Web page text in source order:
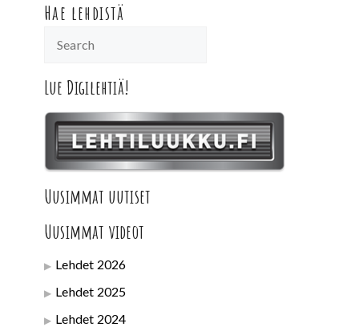
Hae lehdistä
Lue Digilehtiä!
Uusimmat uutiset
Uusimmat videot
Lehdet 2026
Lehdet 2025
Lehdet 2024